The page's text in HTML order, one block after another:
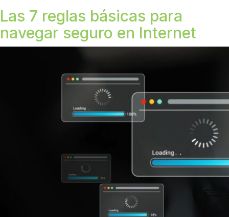
Las 7 reglas básicas para
navegar seguro en Internet